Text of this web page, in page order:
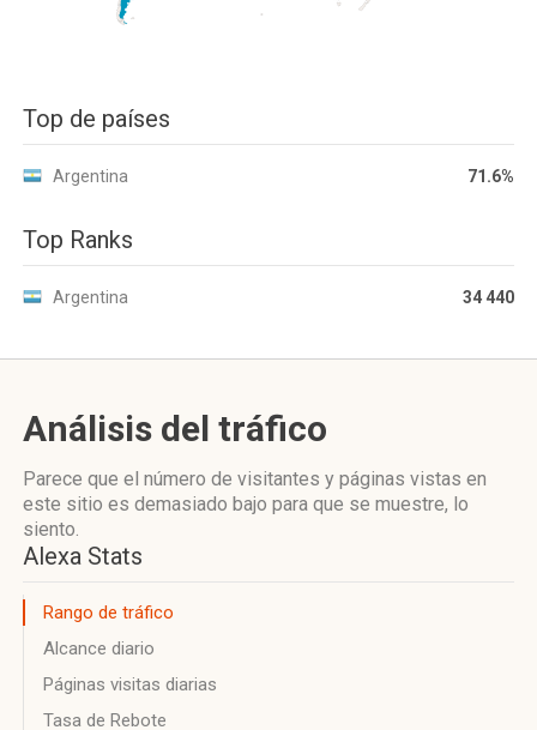
Top de países
Argentina 71.6%
Top Ranks
Argentina 34 440
Análisis del tráfico
Parece que el número de visitantes y páginas vistas en
este sitio es demasiado bajo para que se muestre, lo
siento.
Alexa Stats
Rango de tráfico
Alcance diario
Páginas visitas diarias
Tasa de Rebote